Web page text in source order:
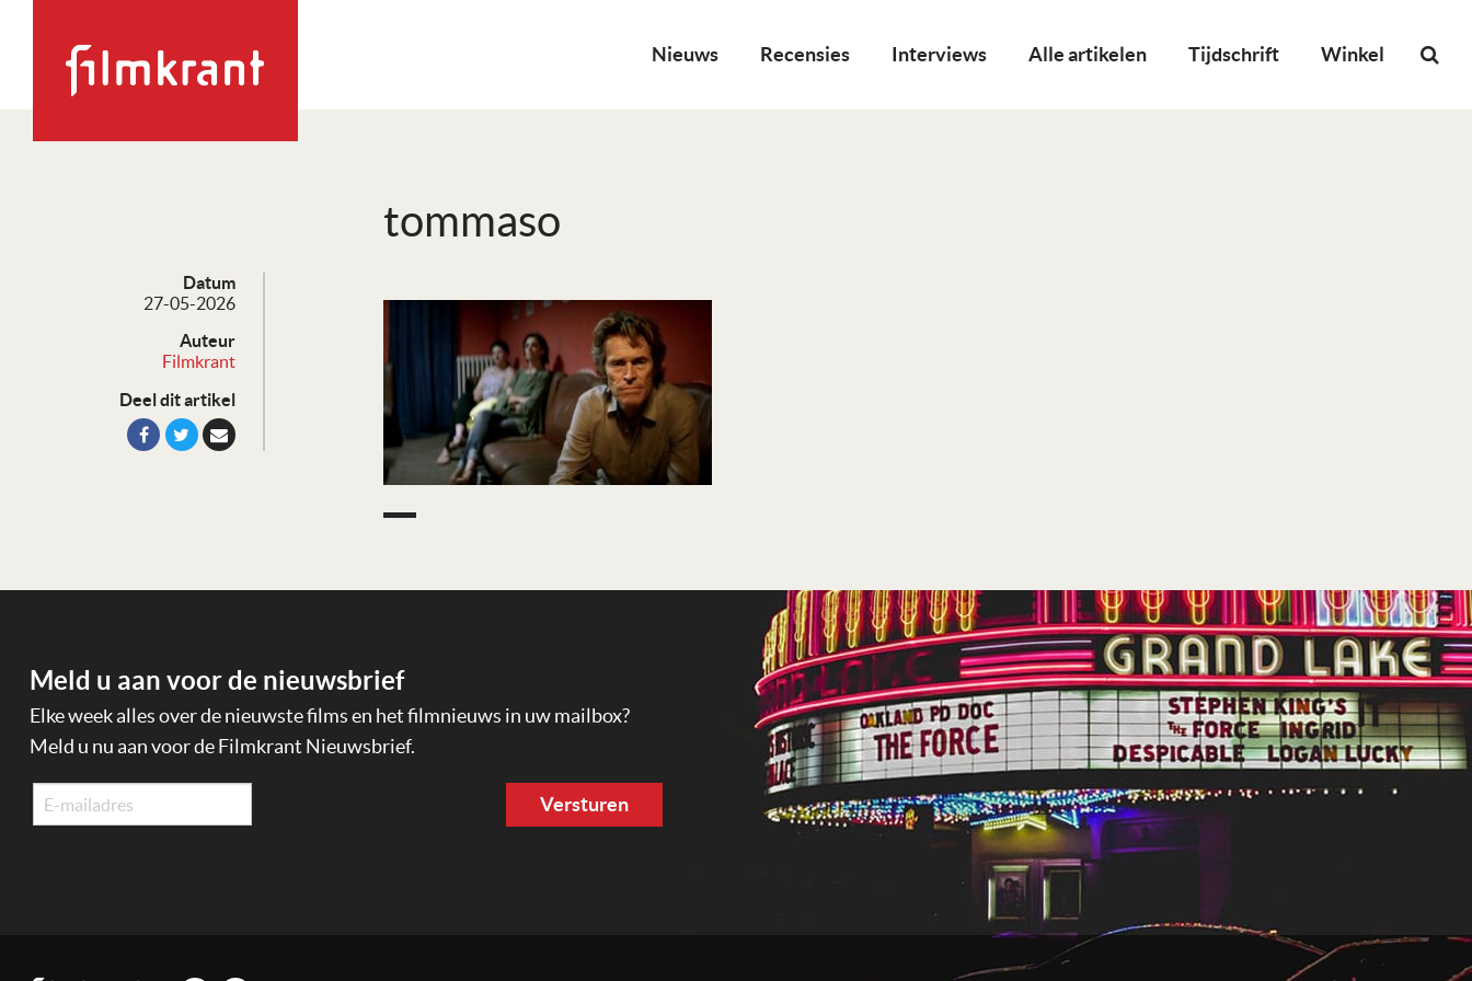
Nieuws Recensies Interviews Alle artikelen Tijdschrift Winkel
tommaso
Datum
27-05-2026
Auteur
Filmkrant
Deel dit artikel
Meld u aan voor de nieuwsbrief
Elke week alles over de nieuwste films en het filmnieuws in uw mailbox?
Meld u nu aan voor de Filmkrant Nieuwsbrief.